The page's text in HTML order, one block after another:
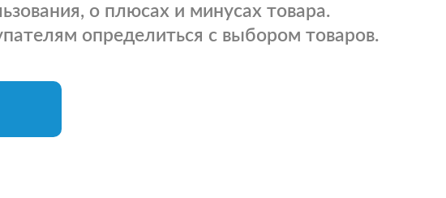
о плюсах и минусах товара.
определиться с выбором товаров.